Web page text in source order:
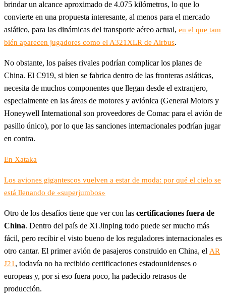
brindar un alcance aproximado de 4.075 kilómetros, lo que lo
convierte en una propuesta interesante, al menos para el mercado
asiático, para las dinámicas del transporte aéreo actual, en el que tam
bién aparecen jugadores como el A321XLR de Airbus.
No obstante, los países rivales podrían complicar los planes de
China. El C919, si bien se fabrica dentro de las fronteras asiáticas,
necesita de muchos componentes que llegan desde el extranjero,
especialmente en las áreas de motores y aviónica (General Motors y
Honeywell International son proveedores de Comac para el avión de
pasillo único), por lo que las sanciones internacionales podrían jugar
en contra.
En Xataka
Los aviones gigantescos vuelven a estar de moda: por qué el cielo se
está llenando de «superjumbos»
Otro de los desafíos tiene que ver con las certificaciones fuera de
China. Dentro del país de Xi Jinping todo puede ser mucho más
fácil, pero recibir el visto bueno de los reguladores internacionales es
otro cantar. El primer avión de pasajeros construido en China, el AR
J21 , todavía no ha recibido certificaciones estadounidenses o
europeas y, por si eso fuera poco, ha padecido retrasos de
producción.